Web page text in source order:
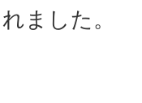
ました。